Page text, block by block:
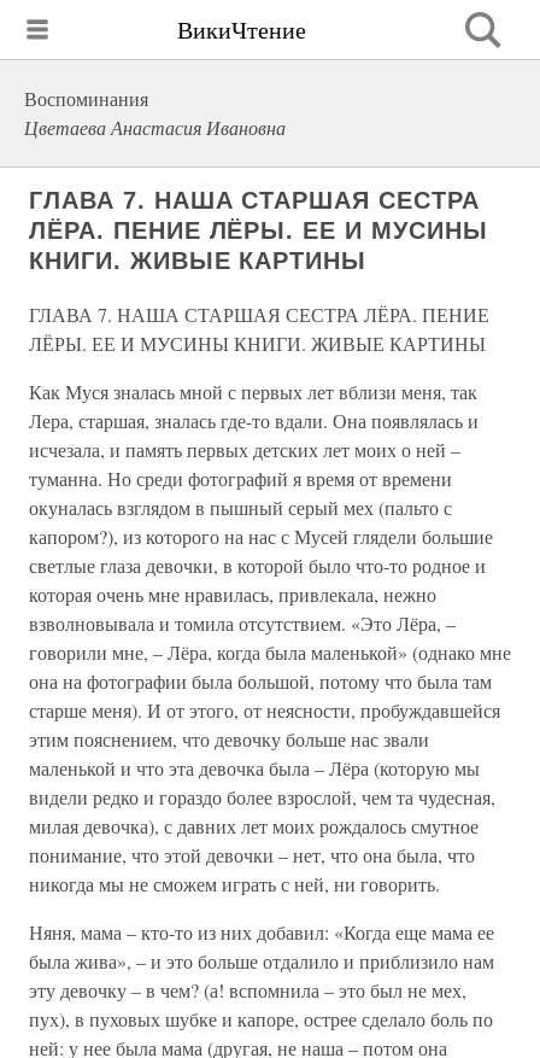
ВикиЧтение
Воспоминания
Цветаева Анастасия Ивановна
ГЛАВА 7. НАША СТАРШАЯ СЕСТРА
ЛЁРА. ПЕНИЕ ЛЁРЫ. ЕЕ И МУСИНЫ
КНИГИ. ЖИВЫЕ КАРТИНЫ
ГЛАВА 7. НАША СТАРШАЯ СЕСТРА ЛЁРА. ПЕНИЕ
ЛЁРЫ. ЕЕ И МУСИНЫ КНИГИ. ЖИВЫЕ КАРТИНЫ
Как Муся зналась мной с первых лет вблизи меня, так
Лера, старшая, зналась где-то вдали. Она появлялась и
исчезала, и память первых детских лет моих о ней –
туманна. Но среди фотографий я время от времени
окуналась взглядом в пышный серый мех (пальто с
капором?), из которого на нас с Мусей глядели большие
светлые глаза девочки, в которой было что-то родное и
которая очень мне нравилась, привлекала, нежно
взволновывала и томила отсутствием. «Это Лёра, –
говорили мне, – Лёра, когда была маленькой» (однако мне
она на фотографии была большой, потому что была там
старше меня). И от этого, от неясности, пробуждавшейся
этим пояснением, что девочку больше нас звали
маленькой и что эта девочка была – Лёра (которую мы
видели редко и гораздо более взрослой, чем та чудесная,
милая девочка), с давних лет моих рождалось смутное
понимание, что этой девочки – нет, что она была, что
никогда мы не сможем играть с ней, ни говорить.
Няня, мама – кто-то из них добавил: «Когда еще мама ее
была жива», – и это больше отдалило и приблизило нам
эту девочку – в чем? (а! вспомнила – это был не мех,
пух), в пуховых шубке и капоре, острее сделало боль по
ней: у нее была мама (другая, не наша – потом она